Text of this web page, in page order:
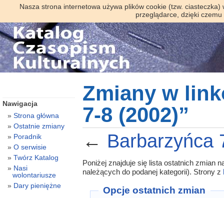
Nasza strona internetowa używa plików cookie (tzw.
przeglądarce, dzięki
Zmiany w
7-8 (2002)”
← Barbarzyńca
Poniżej znajduje się lista ostatnich zmian
należących do podanej kategorii). Strony z
Opcje ostatnich zmian
Nawigacja
Strona główna
Ostatnie zmiany
Poradnik
O serwisie
Twórz Katalog
Nasi
wolontariusze
Dary pieniężne